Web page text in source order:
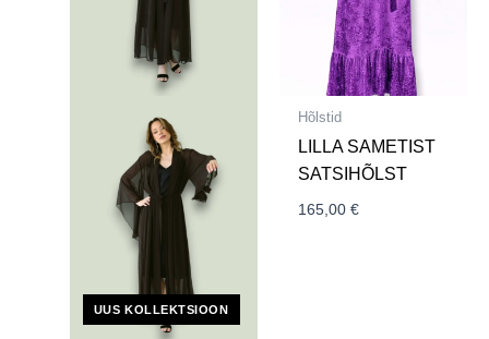
UUS KOLLEKTSIOON
Hõlstid
LILLA SAMETIST
SATSIHÕLST
165,00€